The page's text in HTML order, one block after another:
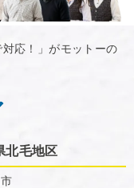
応！」がモットーの
北毛地区